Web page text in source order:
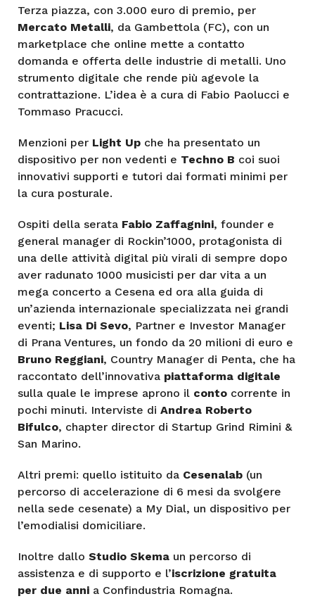
Terza piazza, con 3.000 euro di premio, per
Mercato Metalli, da Gambettola (FC), con un
marketplace che online mette a contatto
domanda e offerta delle industrie di metalli. Uno
strumento digitale che rende più agevole la
contrattazione. L’idea è a cura di Fabio Paolucci e
Tommaso Pracucci.
Menzioni per Light Up che ha presentato un
dispositivo per non vedenti e Techno B coi suoi
innovativi supporti e tutori dai formati minimi per
la cura posturale.
Ospiti della serata Fabio Zaffagnini, founder e
general manager di Rockin’1000, protagonista di
una delle attività digital più virali di sempre dopo
aver radunato 1000 musicisti per dar vita a un
mega concerto a Cesena ed ora alla guida di
un’azienda internazionale specializzata nei grandi
eventi; Lisa Di Sevo, Partner e Investor Manager
di Prana Ventures, un fondo da 20 milioni di euro e
Bruno Reggiani, Country Manager di Penta, che ha
raccontato dell’innovativa piattaforma digitale
sulla quale le imprese aprono il conto corrente in
pochi minuti. Interviste di Andrea Roberto
Bifulco, chapter director di Startup Grind Rimini &
San Marino.
Altri premi: quello istituito da Cesenalab (un
percorso di accelerazione di 6 mesi da svolgere
nella sede cesenate) a My Dial, un dispositivo per
l’emodialisi domiciliare.
Inoltre dallo Studio Skema un percorso di
assistenza e di supporto e l’iscrizione gratuita
per due anni a Confindustria Romagna.